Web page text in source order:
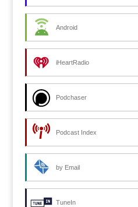
Android
iHeartRadio
Podchaser
Podcast Index
by Email
TuneIn